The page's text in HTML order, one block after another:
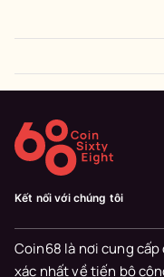
Kết nối với chúng tôi
Coin68 là nơi cung
xác nhất về tiến bộ